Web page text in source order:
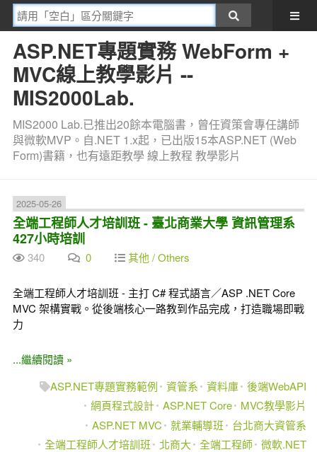
ASP.NET專題實務 WebForm +
MVC線上教學影片 --
MIS2000Lab.
MIS2000 Lab.已推出20餘本電腦書，曾任資策會專任講師
與微軟MVP。自.NET 1.x起，已出版15本ASP.NET (Web
Form)書籍，也有遠距教學 線上教程 教學影片
2025-05-26
全端工程師人才培訓班 - 臺北商業大學 資訊管理系
427小時培訓
340 0 其他 / Others
全端工程師人才培訓班 - 主打 C# 程式語言／ASP .NET Core
MVC 架構實戰。從後端核心一路教到作品完成，打造職場即戰
力
...繼續閱讀 »
ASP.NET專題實務範例
資管系 資料庫 後端WebAPI
網頁程式設計 ASP.NET Core
MVC教學影片
ASP.NET MVC
就業輔導班
台北商大資管系
全端工程師人才培訓班
北商大 全端工程師 微軟.NET